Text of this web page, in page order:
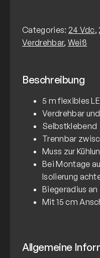
Categories: 24 Vdc,
Verdrehbar, Weiß
Beschreibung
5 m flexibles
Verdrehbar
Selbstklebend
Trennbar
Muss zur
Bei Montage
Isolierung
Biegeradius
Mit 15 cm
Allgemeine